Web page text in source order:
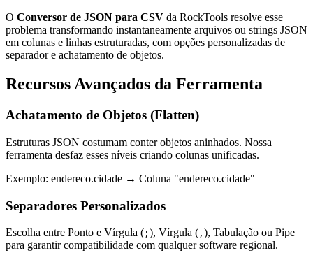
O Conversor de JSON para CSV da RockTools resolve esse
problema transformando instantaneamente arquivos ou strings JSON
em colunas e linhas estruturadas, com opções personalizadas de
separador e achatamento de objetos.
Recursos Avançados da Ferramenta
Achatamento de Objetos (Flatten)
Estruturas JSON costumam conter objetos aninhados. Nossa
ferramenta desfaz esses níveis criando colunas unificadas.
Exemplo: endereco.cidade → Coluna "endereco.cidade"
Separadores Personalizados
Escolha entre Ponto e Vírgula ( ; ), Vírgula ( , ), Tabulação ou Pipe
para garantir compatibilidade com qualquer software regional.